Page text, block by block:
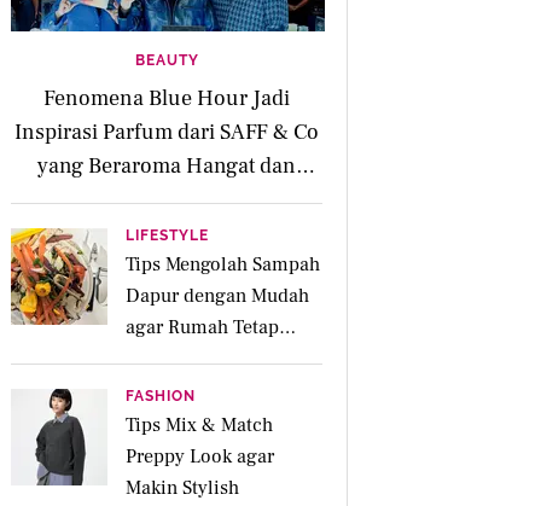
BEAUTY
Fenomena Blue Hour Jadi
Inspirasi Parfum dari SAFF & Co
yang Beraroma Hangat dan
Memikat
LIFESTYLE
Tips Mengolah Sampah
Dapur dengan Mudah
agar Rumah Tetap
Bersih dan Ramah
Lingkungan
FASHION
Tips Mix & Match
Preppy Look agar
Makin Stylish